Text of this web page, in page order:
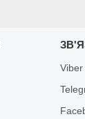
Viber